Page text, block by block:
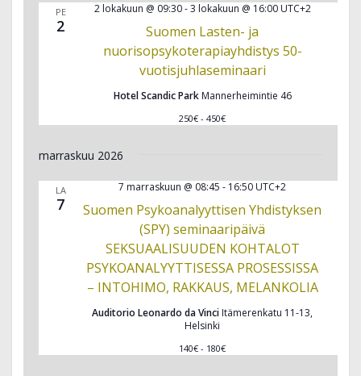
PE
2
Suomen Lasten- ja
nuorisopsykoterapiayhdistys 50-
vuotisjuhlaseminaari
2 lokakuun @ 09:30-3 lokakuun @ 16:00 UTC+2
Hotel Scandic Park Mannerheimintie 46
250€ - 450€
marraskuu 2026
LA
7
Suomen Psykoanalyyttisen Yhdistyksen
(SPY) seminaaripäivä
SEKSUAALISUUDEN KOHTALOT
PSYKOANALYYTTISESSA PROSESSISSA
– INTOHIMO, RAKKAUS, MELANKOLIA
7 marraskuun @ 08:45 - 16:50 UTC+2
Auditorio Leonardo da Vinci Itämerenkatu 11-13,
Helsinki
140€ - 180€